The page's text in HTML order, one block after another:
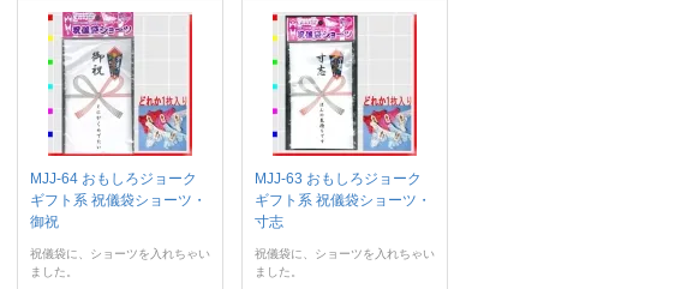
MJJ-64 おもしろジョーク
ギフト系 祝儀袋ショーツ・
御祝
祝儀袋に、ショーツを入れちゃい
ました。
MJJ-63 おもしろジョーク
ギフト系 祝儀袋ショーツ・
寸志
祝儀袋に、ショーツを入れちゃい
ました。